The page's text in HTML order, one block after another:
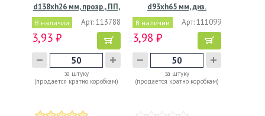
d138хh26 мм, прозр., ПП,
В наличии Арт: 113788
3,93 ₽
за штуку
(продается кратно коробкам)
d93хh65 мм, диз.
"Цитрус…
В наличии Арт: 111099
3,98 ₽
за штуку
(продается кратно коробкам)